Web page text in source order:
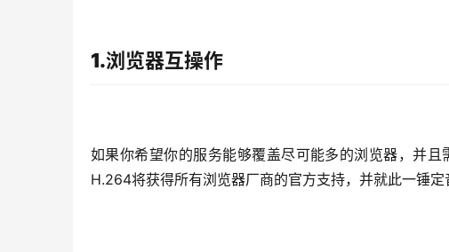
1.浏览器互操作
如果你希望你的服务能够覆盖尽可能多的浏览器，并
H.264将获得所有浏览器厂商的官方支持，并就此一锤定